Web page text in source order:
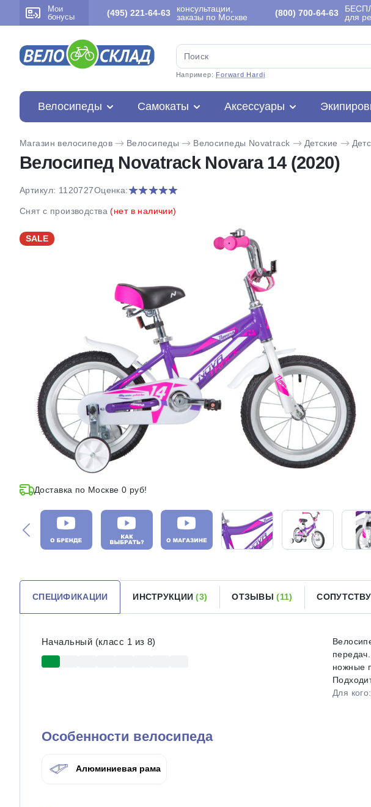
Мои
бонусы
(495) 221-64-63
консультации,
заказы по Москве
(800) 700-64-63
для
Например: Forward Hardi
Велосипеды Самокаты Аксессуары
Магазин велосипедов Велосипеды Велосипеды Novatrack Детские
Велосипед Novatrack Novara 14 (2020)
Артикул: 1120727Оценка:
Снят с производства(нет в наличии)
SALE
Доставка по Москве 0 руб!
СПЕЦИФИКАЦИИ ИНСТРУКЦИИ(3) ОТЗЫВЫ(11)
Начальный (класс 1 из 8)
ножные
Для
Особенности велосипеда
Алюминиевая рама
Разбейте
на части
Сегодня
25 %
Добавляйте
Оплачивайте
25% картой
Оставшиеся
Подробнееоб